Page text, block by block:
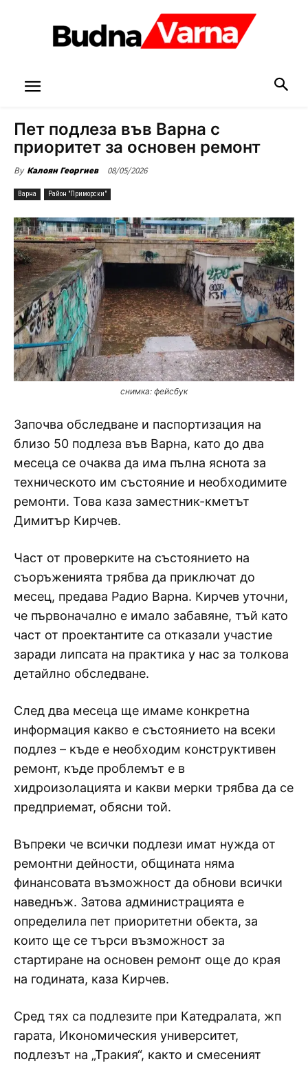
Пет подлеза във Варна с
приоритет за основен ремонт
By Калоян Георгиев 08/05/2026
Варна Район "Приморски"
снимка: фейсбук
Започва обследване и паспортизация на
близо 50 подлеза във Варна, като до два
месеца се очаква да има пълна яснота за
техническото им състояние и необходимите
ремонти. Това каза заместник-кметът
Димитър Кирчев.
Част от проверките на състоянието на
съоръженията трябва да приключат до
месец, предава Радио Варна. Кирчев уточни,
че първоначално е имало забавяне, тъй като
част от проектантите са отказали участие
заради липсата на практика у нас за толкова
детайлно обследване.
След два месеца ще имаме конкретна
информация какво е състоянието на всеки
подлез – къде е необходим конструктивен
ремонт, къде проблемът е в
хидроизолацията и какви мерки трябва да се
предприемат, обясни той.
Въпреки че всички подлези имат нужда от
ремонтни дейности, общината няма
финансовата възможност да обнови всички
наведнъж. Затова администрацията е
определила пет приоритетни обекта, за
които ще се търси възможност за
стартиране на основен ремонт още до края
на годината, каза Кирчев.
Сред тях са подлезите при Катедралата, жп
гарата, Икономическия университет,
подлезът на „Тракия“, както и смесеният